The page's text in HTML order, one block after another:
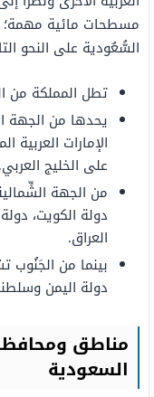
مسطحات مائية مهمة؛
السُّعُودية على النحو
تطل المملكة من
يحدها من الجهة
الإمارات العربية
على الخليج العربي.
من الجهة
دولة الكويت،
العراق.
بينما من
دولة اليمن
مناطق
السعودية